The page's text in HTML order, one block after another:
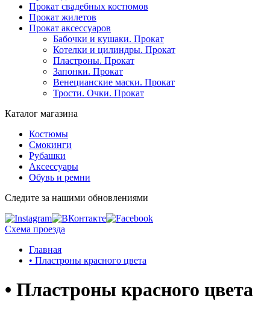
Прокат свадебных костюмов
Прокат жилетов
Прокат аксессуаров
Бабочки и кушаки. Прокат
Котелки и цилиндры. Прокат
Пластроны. Прокат
Запонки. Прокат
Венецианские маски. Прокат
Трости. Очки. Прокат
Каталог магазина
Костюмы
Смокинги
Рубашки
Аксессуары
Обувь и ремни
Следите за нашими обновлениями
Схема проезда
Главная
• Пластроны красного цвета
• Пластроны красного цвета